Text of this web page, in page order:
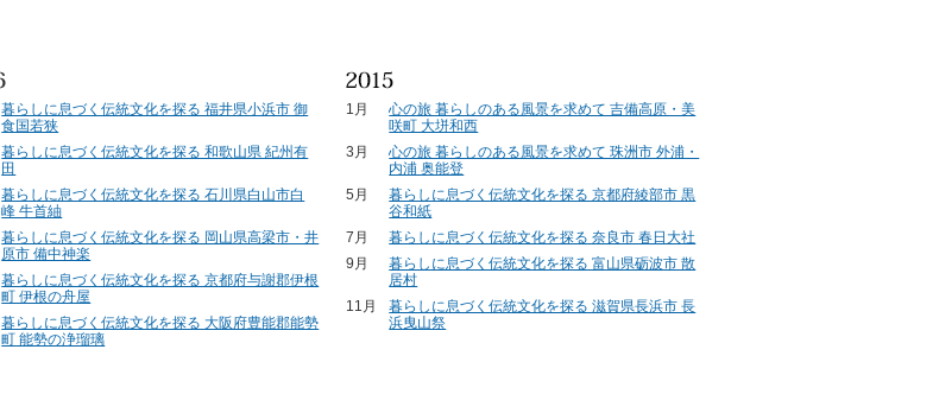
暮らしに息づく伝統文化を探る 福井県小浜市 御
食国若狭
暮らしに息づく伝統文化を探る 和歌山県 紀州有
田
暮らしに息づく伝統文化を探る 石川県白山市白
峰 牛首紬
暮らしに息づく伝統文化を探る 岡山県高梁市・井
原市 備中神楽
暮らしに息づく伝統文化を探る 京都府与謝郡伊根
町 伊根の舟屋
暮らしに息づく伝統文化を探る 大阪府豊能郡能勢
町 能勢の浄瑠璃
1月
心の旅 暮らしのある風景を求めて 吉備高原・美
咲町 大垪和西
3月
心の旅 暮らしのある風景を求めて 珠洲市 外浦・
内浦 奥能登
5月
暮らしに息づく伝統文化を探る 京都府綾部市 黒
谷和紙
7月
暮らしに息づく伝統文化を探る 奈良市 春日大社
9月
暮らしに息づく伝統文化を探る 富山県砺波市 散
居村
11月
暮らしに息づく伝統文化を探る 滋賀県長浜市 長
浜曳山祭